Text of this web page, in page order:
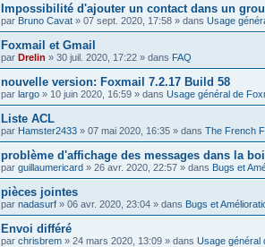
Impossibilité d'ajouter un contact dans un
par Bruno Cavat » 07 sept. 2020, 17:58 » dans Usage
Foxmail et Gmail
par Drelin » 30 juil. 2020, 17:22 » dans FAQ
nouvelle version: Foxmail 7.2.17 Build 58
par largo » 10 juin 2020, 16:59 » dans Usage général de
Liste ACL
par Hamster2433 » 07 mai 2020, 16:35 » dans The French
problème d'affichage des messages dans la
par guillaumericard » 26 avr. 2020, 22:57 » dans Bugs et
pièces jointes
par nadasurf » 06 avr. 2020, 23:04 » dans Bugs et
Envoi différé
par chrisbrem » 24 mars 2020, 13:09 » dans Usage général